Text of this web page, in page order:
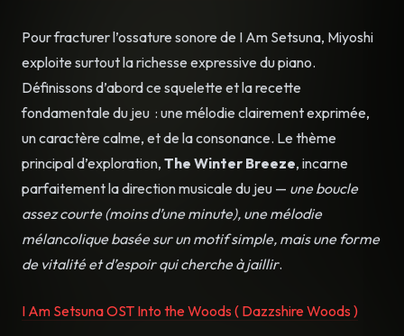
Pour fracturer l’ossature sonore de I Am Setsuna, Miyoshi
exploite surtout la richesse expressive du piano.
Définissons d’abord ce squelette et la recette
fondamentale du jeu : une mélodie clairement exprimée,
un caractère calme, et de la consonance. Le thème
principal d’exploration, The Winter Breeze, incarne
parfaitement la direction musicale du jeu — une boucle
assez courte (moins d’une minute), une mélodie
mélancolique basée sur un motif simple, mais une forme
de vitalité et d’espoir qui cherche à jaillir.
I Am Setsuna OST Into the Woods ( Dazzshire Woods )